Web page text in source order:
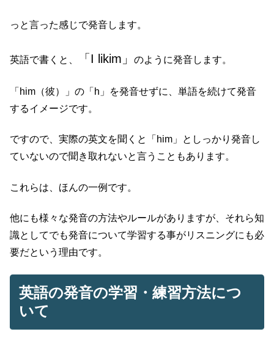
っと言った感じで発音します。
英語で書くと、 「I likim」 のように発音します。
「him（彼）」の「h」を発音せずに、単語を続けて発音
するイメージです。
ですので、実際の英文を聞くと「him」としっかり発音し
ていないので聞き取れないと言うこともあります。
これらは、ほんの一例です。
他にも様々な発音の方法やルールがありますが、それら知
識としてでも発音について学習する事がリスニングにも必
要だという理由です。
英語の発音の学習・練習方法につ
いて